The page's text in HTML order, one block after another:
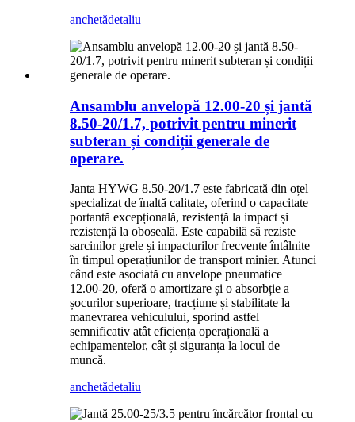
anchetădetaliu
Ansamblu anvelopă 12.00-20 și jantă
8.50-20/1.7, potrivit pentru minerit
subteran și condiții generale de
operare.
Janta HYWG 8.50-20/1.7 este fabricată din oțel
specializat de înaltă calitate, oferind o capacitate
portantă excepțională, rezistență la impact și
rezistență la oboseală. Este capabilă să reziste
sarcinilor grele și impacturilor frecvente întâlnite
în timpul operațiunilor de transport minier. Atunci
când este asociată cu anvelope pneumatice
12.00-20, oferă o amortizare și o absorbție a
șocurilor superioare, tracțiune și stabilitate la
manevrarea vehiculului, sporind astfel
semnificativ atât eficiența operațională a
echipamentelor, cât și siguranța la locul de
muncă.
anchetădetaliu